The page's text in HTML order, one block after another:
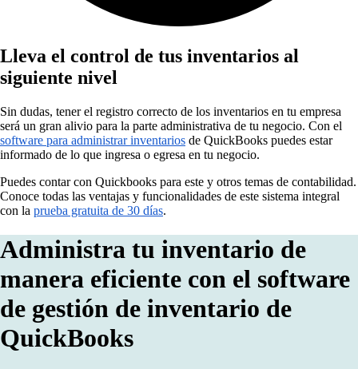
Lleva el control de tus inventarios al
siguiente nivel
Sin dudas, tener el registro correcto de los inventarios en tu empresa
será un gran alivio para la parte administrativa de tu negocio. Con el
software para administrar inventarios de QuickBooks puedes estar
informado de lo que ingresa o egresa en tu negocio.
Puedes contar con Quickbooks para este y otros temas de contabilidad.
Conoce todas las ventajas y funcionalidades de este sistema integral
con la prueba gratuita de 30 días.
Administra tu inventario de
manera eficiente con el software
de gestión de inventario de
QuickBooks